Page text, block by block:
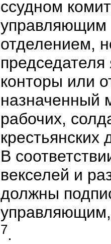
ссудном
управляющим
отделением,
председателя
конторы или
назначенный
рабочих,
крестьянских
В
векселей и
должны
7.